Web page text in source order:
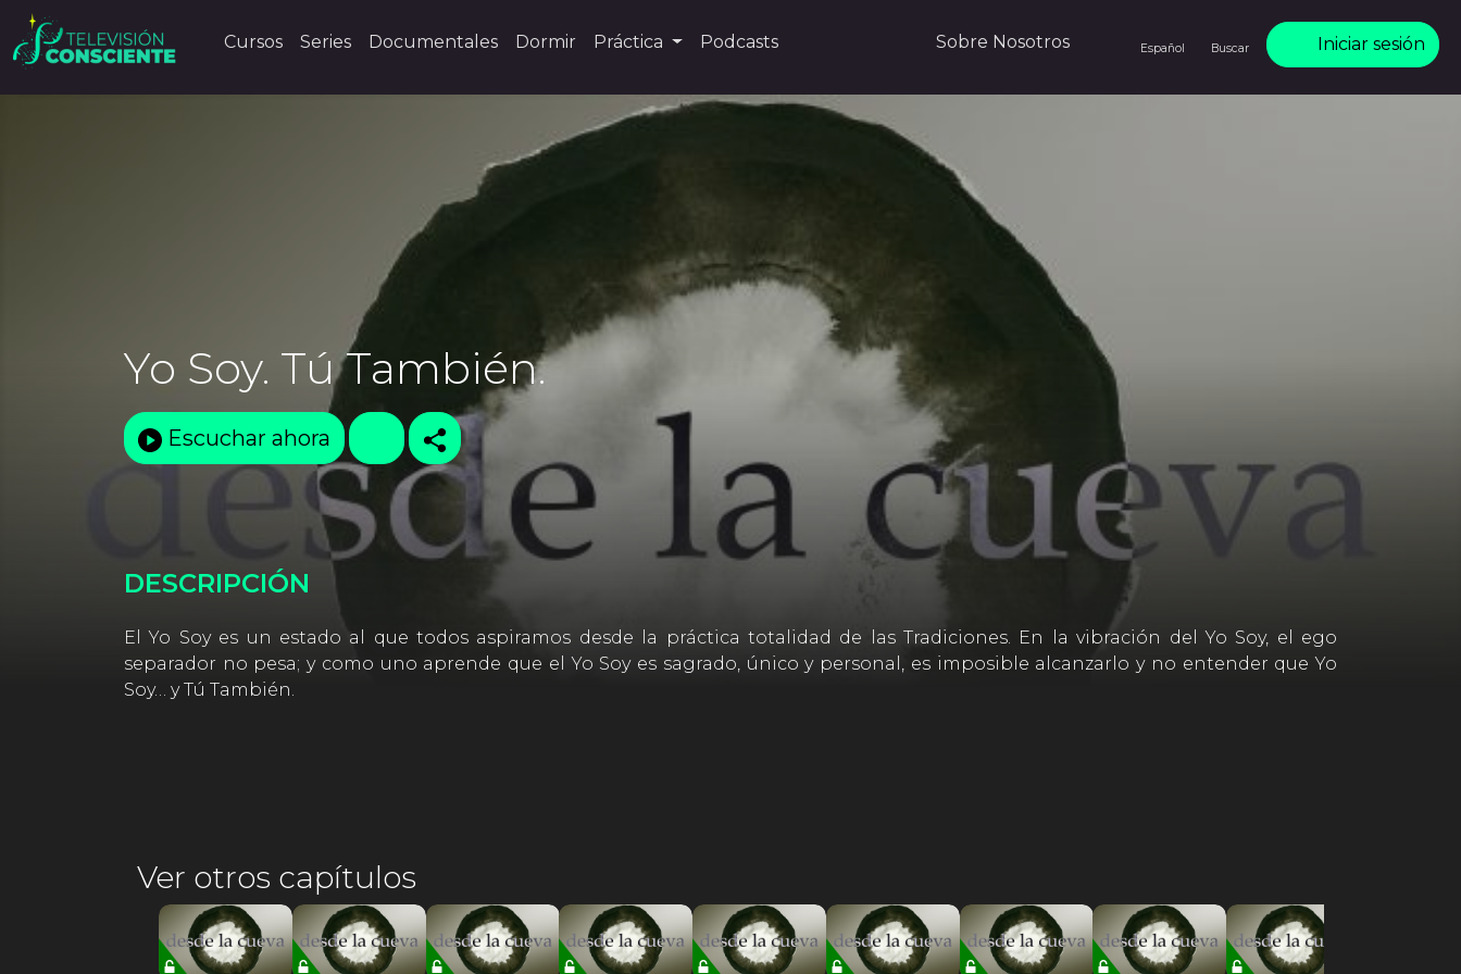
Cursos Series Documentales Dormir Práctica Podcasts Sobre Nosotros Español Buscar Iniciar sesión
Yo Soy. Tú También.
Escuchar ahora
DESCRIPCIÓN
El Yo Soy es un estado al que todos aspiramos desde la práctica totalidad de las Tradiciones. En la vibración del Yo Soy, el ego
separador no pesa; y como uno aprende que el Yo Soy es sagrado, único y personal, es imposible alcanzarlo y no entender que Yo
Soy… y Tú También.
Ver otros capítulos